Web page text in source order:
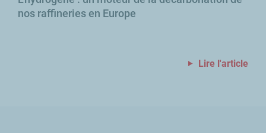
nos raffineries en Europe
Lire l'article